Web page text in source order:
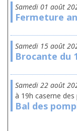
samedi 01 août
Fermeture
samedi 15 août
Brocante du
samedi 22 août
à 19h caserne
Bal des